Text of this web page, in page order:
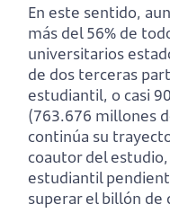
En este sentido,
más del 56% de
universitarios
de dos terceras
estudiantil, o casi
(763.676 millones
continúa su
coautor del
estudiantil
superar el billón de